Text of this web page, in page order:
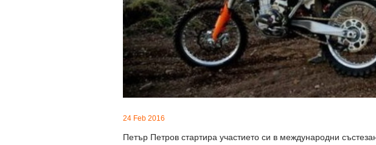
24 Feb 2016
Петър Петров стартира участието си в международни